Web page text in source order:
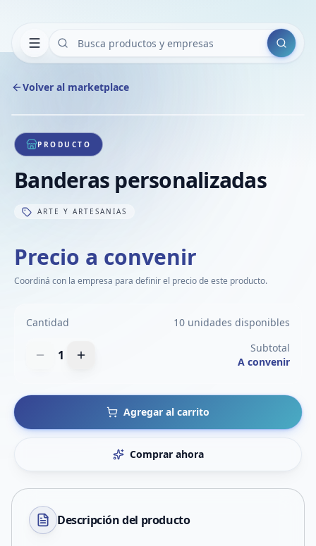
Buscar
Volver al marketplace
1/1
PRODUCTO
Banderas personalizadas
ARTE Y ARTESANIAS
Precio a convenir
Coordiná con la empresa para definir el precio de este producto.
Cantidad 10 unidades disponibles
1
Subtotal
A convenir
Agregar al carrito
Comprar ahora
Descripción del producto